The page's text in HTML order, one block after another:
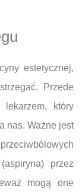
estetycznej,
Przede
który
nas. Ważne jest
przez
mogą one